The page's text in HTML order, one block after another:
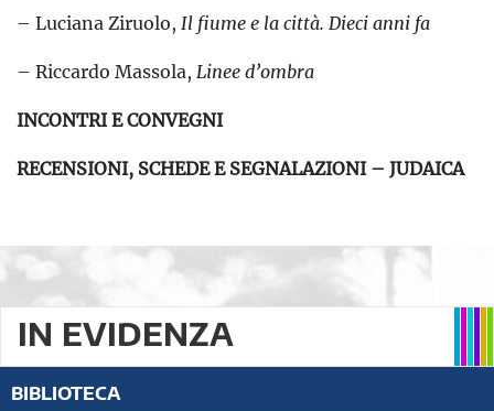
– Luciana Ziruolo, Il fiume e la città. Dieci anni fa
– Riccardo Massola, Linee d’ombra
INCONTRI E CONVEGNI
RECENSIONI, SCHEDE E SEGNALAZIONI – JUDAICA
IN EVIDENZA
BIBLIOTECA